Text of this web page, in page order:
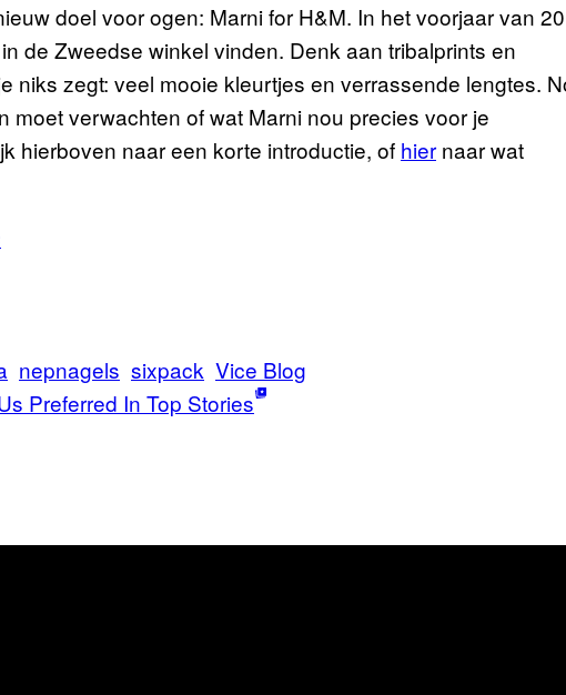
doel voor ogen: Marni for H&M. In het voorjaar van
de Zweedse winkel vinden. Denk aan tribalprints en
niks zegt: veel mooie kleurtjes en verrassende lengtes.
moet verwachten of wat Marni nou precies voor je
hierboven naar een korte introductie, of hier naar wat
nepnagels sixpack Vice Blog
Preferred In Top Stories